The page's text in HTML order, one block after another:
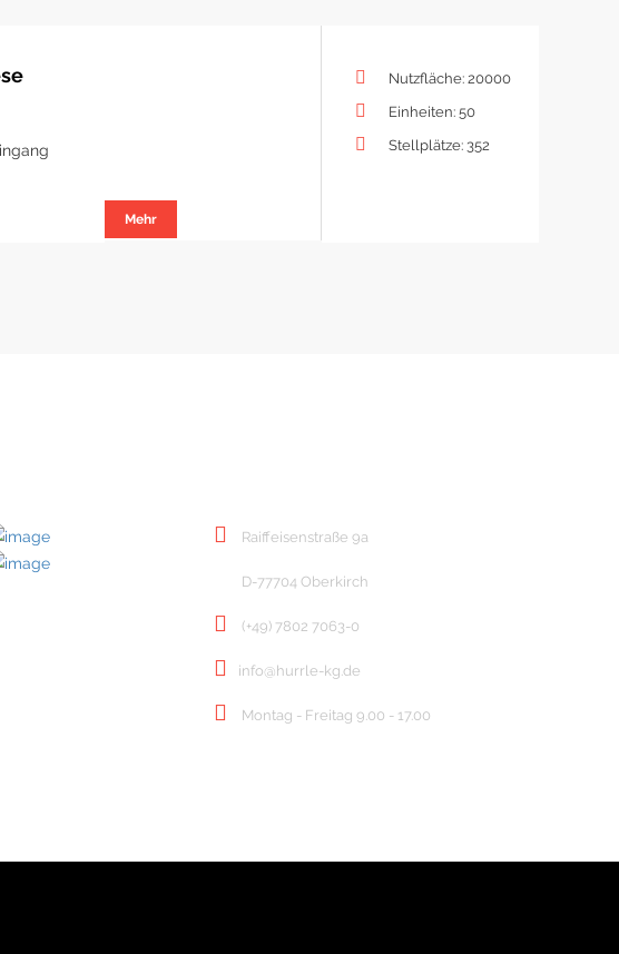
Mehr
Nutzfläche: 20000
Einheiten: 50
Stellplätze: 352
Raiffeisenstraße 9a
D-77704 Oberkirch
(+49) 7802 7063-0
info@hurrle-kg.de
Montag - Freitag 9.00 - 17.00